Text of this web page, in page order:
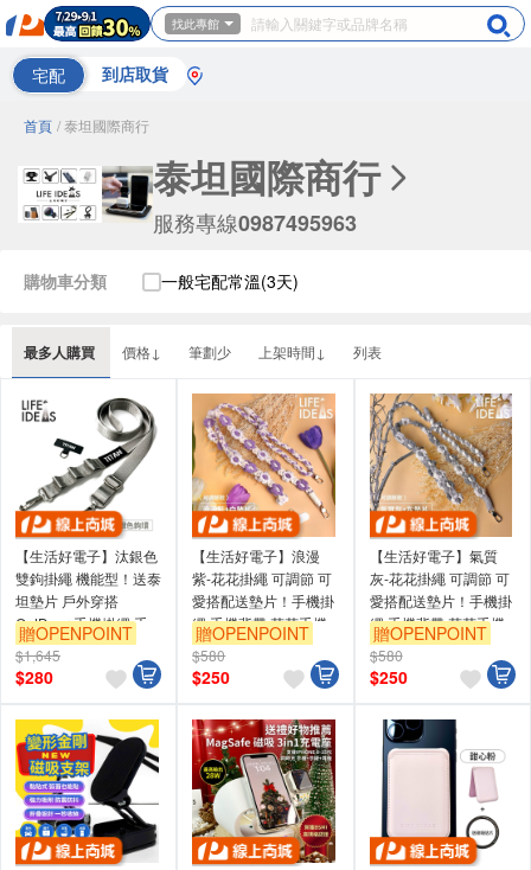
找此專館
宅配 到店取貨
首頁 / 泰坦國際商行
泰坦國際商行
服務專線0987495963
最多人購買 價格↓ 筆劃少 上架時間↓ 列表
購物車分類 一般宅配常溫(3天)
【生活好電子】汰銀色
雙鉤掛繩 機能型！送泰
坦墊片 戶外穿搭
OutDoor 手機掛繩 手
機背帶 手機繩 掛繩
贈OPENPOINT
$1,645
$280
【生活好電子】浪漫
紫-花花掛繩 可調節 可
愛搭配送墊片！手機掛
繩 手機背帶 花花手機
掛繩 玫瑰金鉤 手機背
繩 手機背繩 手機鍊 手
機掛繩斜背
贈OPENPOINT
$580
$250
【生活好電子】氣質
灰-花花掛繩 可調節 可
愛搭配送墊片！手機掛
繩 手機背帶 花花手機
掛繩 玫瑰金鉤 手機背
繩 手機背繩 手機鍊 手
機掛繩斜背
贈OPENPOINT
$580
$250